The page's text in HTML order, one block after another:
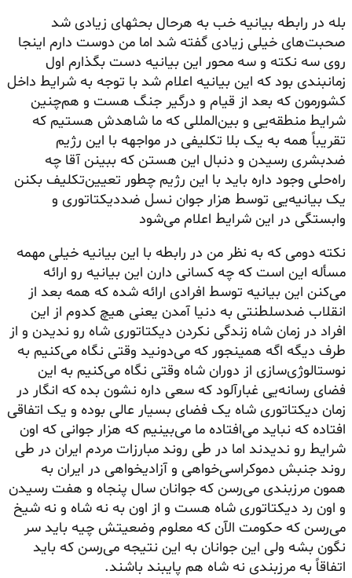
بله در رابطه بیانیه خب به هرحال بحثهای زیادی شد
صحبت‌های خیلی زیادی گفته شد اما من دوست دارم اینجا
روی سه نکته و سه محور این بیانیه دست بگذارم اول
زمانبندی بود که این بیانیه اعلام شد با توجه به شرایط داخل
کشورمون که بعد از قیام و درگیر جنگ هست و هم‌چنین
شرایط منطقه‌یی و بین‌المللی که ما شاهدش هستیم که
تقریباً همه به یک بلا تکلیفی در مواجهه با این رژیم
ضدبشری رسیدن و دنبال این هستن که ببینن آقا چه
راه‌حلی وجود داره باید با این رژیم چطور تعیین‌تکلیف بکنن
یک بیانیه‌یی توسط هزار جوان نسل ضددیکتاتوری و
وابستگی در این شرایط اعلام می‌شود
نکته دومی که به نظر من در رابطه با این بیانیه خیلی مهمه
مسأله این است که چه کسانی دارن این بیانیه رو ارائه
می‌کنن این بیانیه توسط افرادی ارائه شده که همه بعد از
انقلاب ضدسلطنتی به دنیا آمدن یعنی هیچ کدوم از این
افراد در زمان شاه زندگی نکردن دیکتاتوری شاه رو ندیدن و از
طرف دیگه اگه همینجور که می‌دونید وقتی نگاه می‌کنیم به
نوستالوژی‌سازی از دوران شاه وقتی نگاه می‌کنیم به این
فضای رسانه‌یی غبارآلود که سعی داره نشون بده که انگار در
زمان دیکتاتوری شاه یک فضای بسیار عالی بوده و یک اتفاقی
افتاده که نباید می‌افتاده ما می‌بینیم که هزار جوانی که اون
شرایط رو ندیدند اما در طی روند مبارزات مردم ایران در طی
روند جنبش دموکراسی‌خواهی و آزادیخواهی در ایران به
همون مرزبندی می‌رسن که جوانان سال پنجاه و هفت رسیدن
و اون رد دیکتاتوری شاه هست و از اون به نه شاه و نه شیخ
می‌رسن که حکومت الآن که معلوم وضعیتش چیه باید سر
نگون بشه ولی این جوانان به این نتیجه می‌رسن که باید
اتفاقاً به مرزبندی نه شاه هم پایبند باشند.